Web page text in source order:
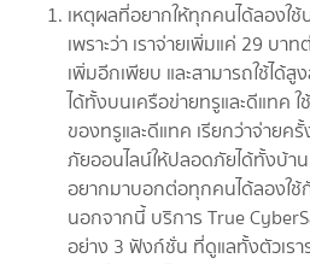
เหตุผลที่อยากให้ทุกคนได้ลองใ
เพราะว่า เราจ่ายเพิ่มแค่ 29 บ
เพิ่มอีกเพียบ และสามารถใช้ได้
ได้ทั้งบนเครือข่ายทรูและดีแทค
ของทรูและดีแทค เรียกว่าจ่ายค
ภัยออนไลน์ให้ปลอดภัยได้ทั้งบ้า
อยากมาบอกต่อทุกคนได้ลองใช้
นอกจากนี้ บริการ True
อย่าง 3 ฟังก์ชั่น ที่ดูแลทั้งตัวเร